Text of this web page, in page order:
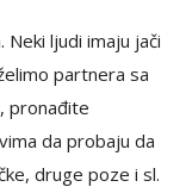
ljudi imaju jači
partnera sa
pronađite
da probaju da
druge poze i sl.